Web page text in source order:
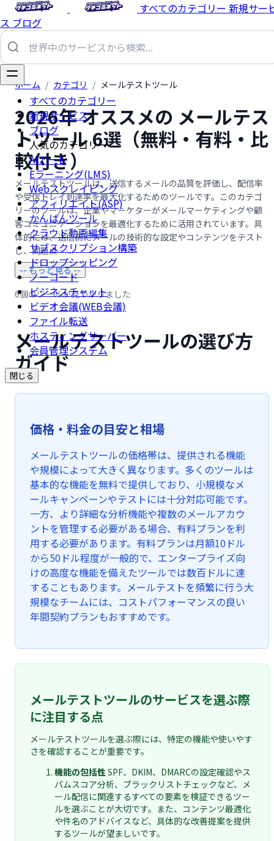
すべてのカテゴリー 新規サー
ス ブログ
すべてのカテゴリー
新規サービス
ブログ
人気のカテゴリー
AIアート
Eラーニング(LMS)
Webスクレイピング
アフィリエイト(ASP)
かんばんツール
クラウド動画編集
サブスクリプション構築
ドロップシッピング
ノーコード
ビジネスチャット
ビデオ会議(WEB会議)
ファイル転送
ホスティングサーバー
会員管理システム
閉じる
ホーム / カテゴリ / メールテストツール
2026年 オススメの メールテス
トツール 6選（無料・有料・比
較付き）
メールテストツールは、送信するメールの品質を評価し、配信率
や受信トレイ到達率を最大化するためのツールです。このカテゴ
リーのツールは、企業やマーケターがメールマーケティングや顧
客コミュニケーションを最適化するために活用されています。具
体的には、送信前にメールの技術的な設定やコンテンツをテスト
し、問題点 …...
-- もっと見る --
6個のツールが見つかりました
メールテストツールの選び方
ガイド
価格・料金の目安と相場
メールテストツールの価格帯は、提供される機能
や規模によって大きく異なります。多くのツールは
基本的な機能を無料で提供しており、小規模なメ
ールキャンペーンやテストには十分対応可能です。
一方、より詳細な分析機能や複数のメールアカウ
ントを管理する必要がある場合、有料プランを利
用する必要があります。有料プランは月額10ドル
から50ドル程度が一般的で、エンタープライズ向
けの高度な機能を備えたツールでは数百ドルに達
することもあります。メールテストを頻繁に行う大
規模なチームには、コストパフォーマンスの良い
年間契約プランもおすすめです。
メールテストツールのサービスを選ぶ際
に注目する点
メールテストツールを選ぶ際には、特定の機能や使いやす
さを確認することが重要です。
機能の包括性SPF、DKIM、DMARCの設定確認やス
パムスコア分析、ブラックリストチェックなど、メ
ール配信に関連するすべての要素を検証できるツー
ルを選ぶことが大切です。また、コンテンツ最適化
や件名のアドバイスなど、具体的な改善提案を提供
するツールが望ましいです。